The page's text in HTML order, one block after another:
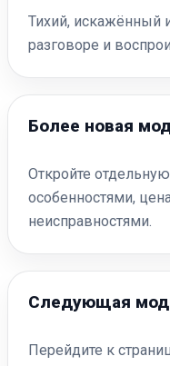
Тихий, искажённый
разговоре и
Более новая
Откройте
особенностями,
неисправностями.
Следующая
Перейдите к